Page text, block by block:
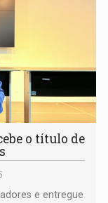
o título de
e entregue